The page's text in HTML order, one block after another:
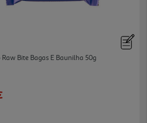
Raw Bite Bagas E Baunilha 50g
from